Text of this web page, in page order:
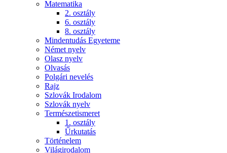
Matematika
2. osztály
6. osztály
8. osztály
Mindentudás Egyeteme
Német nyelv
Olasz nyelv
Olvasás
Polgári nevelés
Rajz
Szlovák Irodalom
Szlovák nyelv
Természetismeret
1. osztály
Űrkutatás
Történelem
Világirodalom